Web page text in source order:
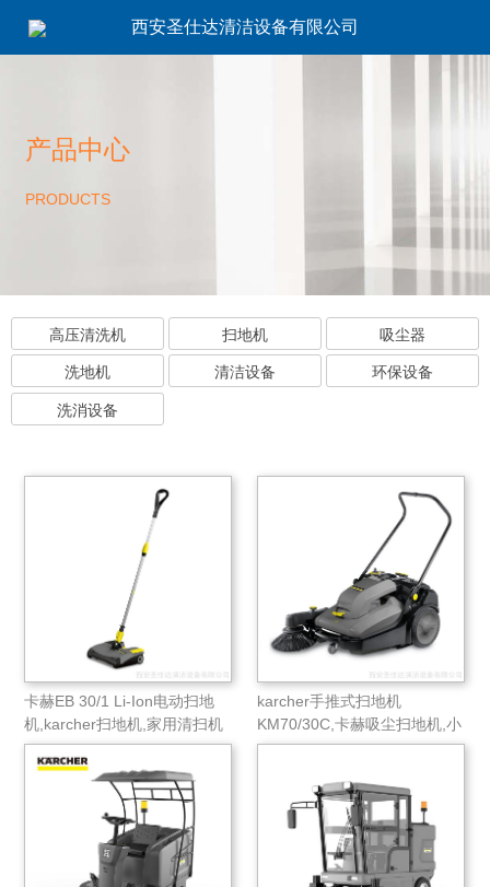
西安圣仕达清洁设备有限公司
产品中心
PRODUCTS
高压清洗机 扫地机 吸尘器
洗地机 清洁设备 环保设备
洗消设备
卡赫EB 30/1 Li-Ion电动扫地
机,karcher扫地机,家用清扫机
karcher手推式扫地机
KM70/30C,卡赫吸尘扫地机,小
区物业电动扫地机